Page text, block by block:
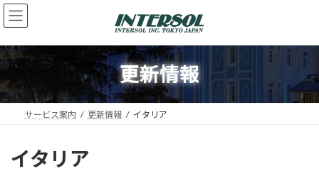
コ
ン
ン
ツ
へ
ス
キ
ナ
ビ
ー
シ
ョ
ン
に
更新情報
サービス案内 更新情報 イタリア
イタリア